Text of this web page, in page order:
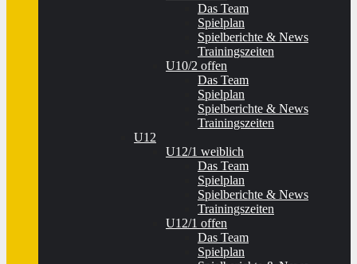
Das Team
Spielplan
Spielberichte & News
Trainingszeiten
U10/2 offen
Das Team
Spielplan
Spielberichte & News
Trainingszeiten
U12
U12/1 weiblich
Das Team
Spielplan
Spielberichte & News
Trainingszeiten
U12/1 offen
Das Team
Spielplan